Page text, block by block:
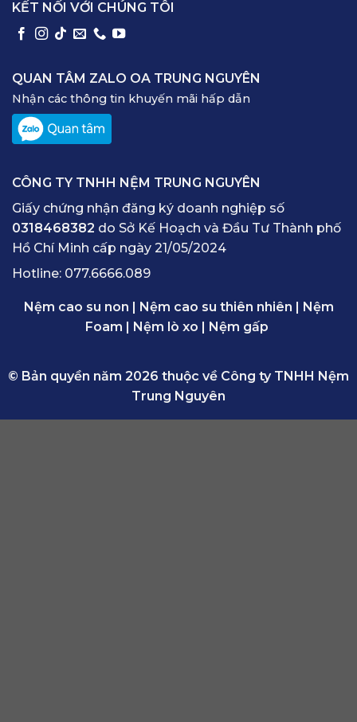
KẾT NỐI VỚI CHÚNG TÔI
QUAN TÂM ZALO OA TRUNG NGUYÊN
Nhận các thông tin khuyến mãi hấp dẫn
CÔNG TY TNHH NỆM TRUNG NGUYÊN
Giấy chứng nhận đăng ký doanh nghiệp số
0318468382 do Sở Kế Hoạch và Đầu Tư Thành phố
Hồ Chí Minh cấp ngày 21/05/2024
Hotline: 077.6666.089
Nệm cao su non | Nệm cao su thiên nhiên | Nệm
Foam | Nệm lò xo | Nệm gấp
© Bản quyền năm 2026 thuộc về Công ty TNHH Nệm
Trung Nguyên